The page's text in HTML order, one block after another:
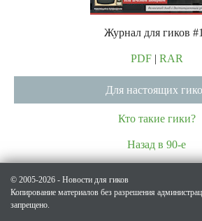
Журнал для гиков
PDF| RAR
Для настоящих
Кто такие гики?
Назад в 90-е
© 2005-2026 - Новости для гиков
Копирование материалов без разрешения
запрещено.